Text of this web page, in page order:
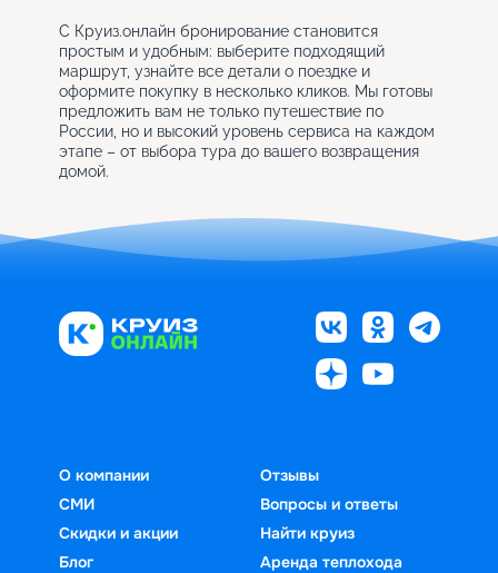
С Круиз.онлайн бронирование становится
простым и удобным: выберите подходящий
маршрут, узнайте все детали о поездке и
оформите покупку в несколько кликов. Мы готовы
предложить вам не только путешествие по
России, но и высокий уровень сервиса на каждом
этапе – от выбора тура до вашего возвращения
домой.
О компании
СМИ
Скидки и акции
Блог
Отзывы
Вопросы и ответы
Найти круиз
Аренда теплохода